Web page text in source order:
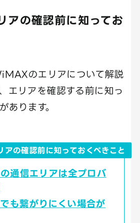
の確認前に知ってお
のエリアについて解説
エリアを確認する前に知っ
あります。
の確認前に知っておくべきこと
通信エリアは全プロバ
も繋がりにくい場合が